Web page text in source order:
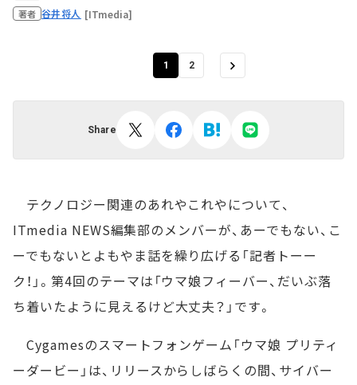
著者 谷井将人 [ITmedia]
1 2
Share
テクノロジー関連のあれやこれやについて、
ITmedia NEWS編集部のメンバーが、あーでもない、こ
ーでもないとよもやま話を繰り広げる「記者トーー
ク！」。第4回のテーマは「ウマ娘フィーバー、だいぶ落
ち着いたように見えるけど大丈夫？」です。
Cygamesのスマートフォンゲーム「ウマ娘 プリティ
ーダービー」は、リリースからしばらくの間、サイバー